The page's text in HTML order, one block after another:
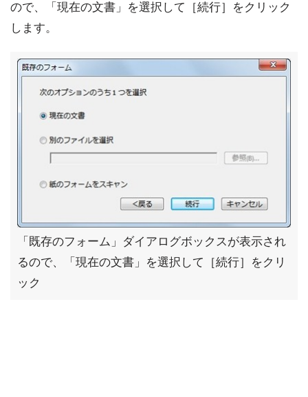
ので、「現在の文書」を選択して［続行］をクリック
します。
「既存のフォーム」ダイアログボックスが表示され
るので、「現在の文書」を選択して［続行］をクリ
ック